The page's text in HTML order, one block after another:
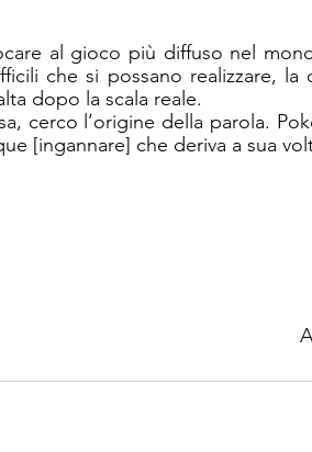
al gioco più diffuso nel
che si possano realizzare,
dopo la scala reale.
cerco l’origine della parola.
[ingannare] che deriva a sua